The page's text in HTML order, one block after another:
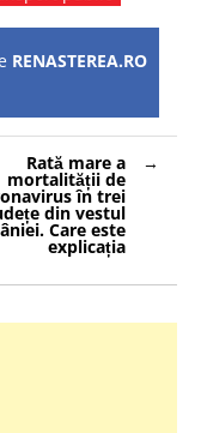
RENASTEREA.RO
Rată mare a
mortalității de
în trei
din vestul
Care este
explicația